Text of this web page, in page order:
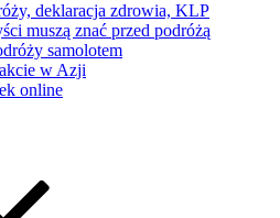
deklaracja zdrowia, KLP
muszą znać przed podróżą
samolotem
w Azji
online